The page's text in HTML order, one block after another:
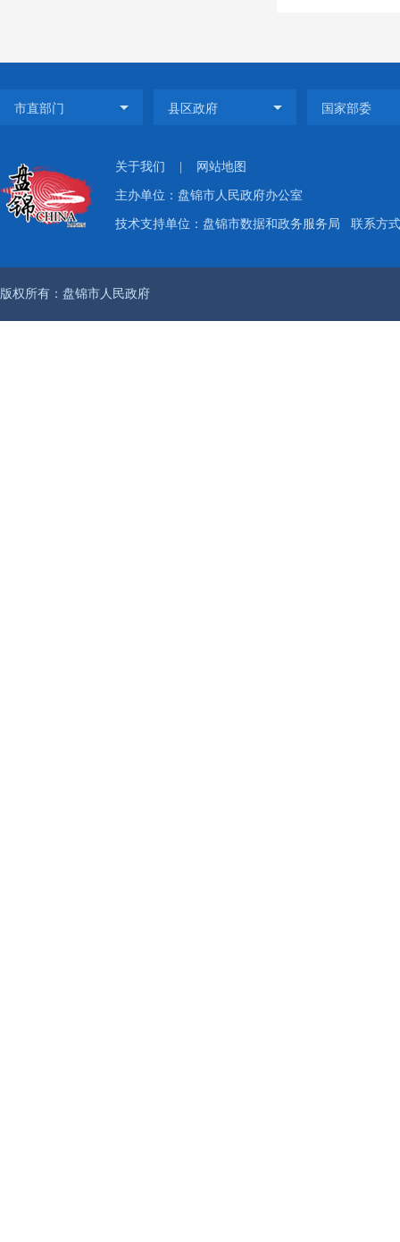
关于我们 网站地图
主办单位：盘锦市人民政府办公室
技术支持单位：盘锦市数据和政务服务局 联系方
版权所有：盘锦市人民政府